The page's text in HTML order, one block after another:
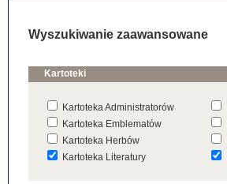
Wyszukiwanie zaawansowane
Kartoteki
Kartoteka Administratorów
Kartoteka Emblematów
Kartoteka Herbów
Kartoteka Literatury